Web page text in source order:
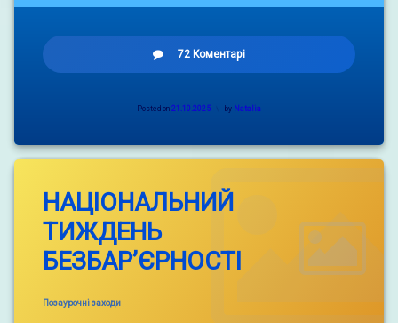
72 Коментарідо
та
Posted on 21.10.2025 by Natalia
НАЦІОНАЛЬНИЙ
ТИЖДЕНЬ
БЕЗБАР’ЄРНОСТІ
Categories:
Позаурочні заходи